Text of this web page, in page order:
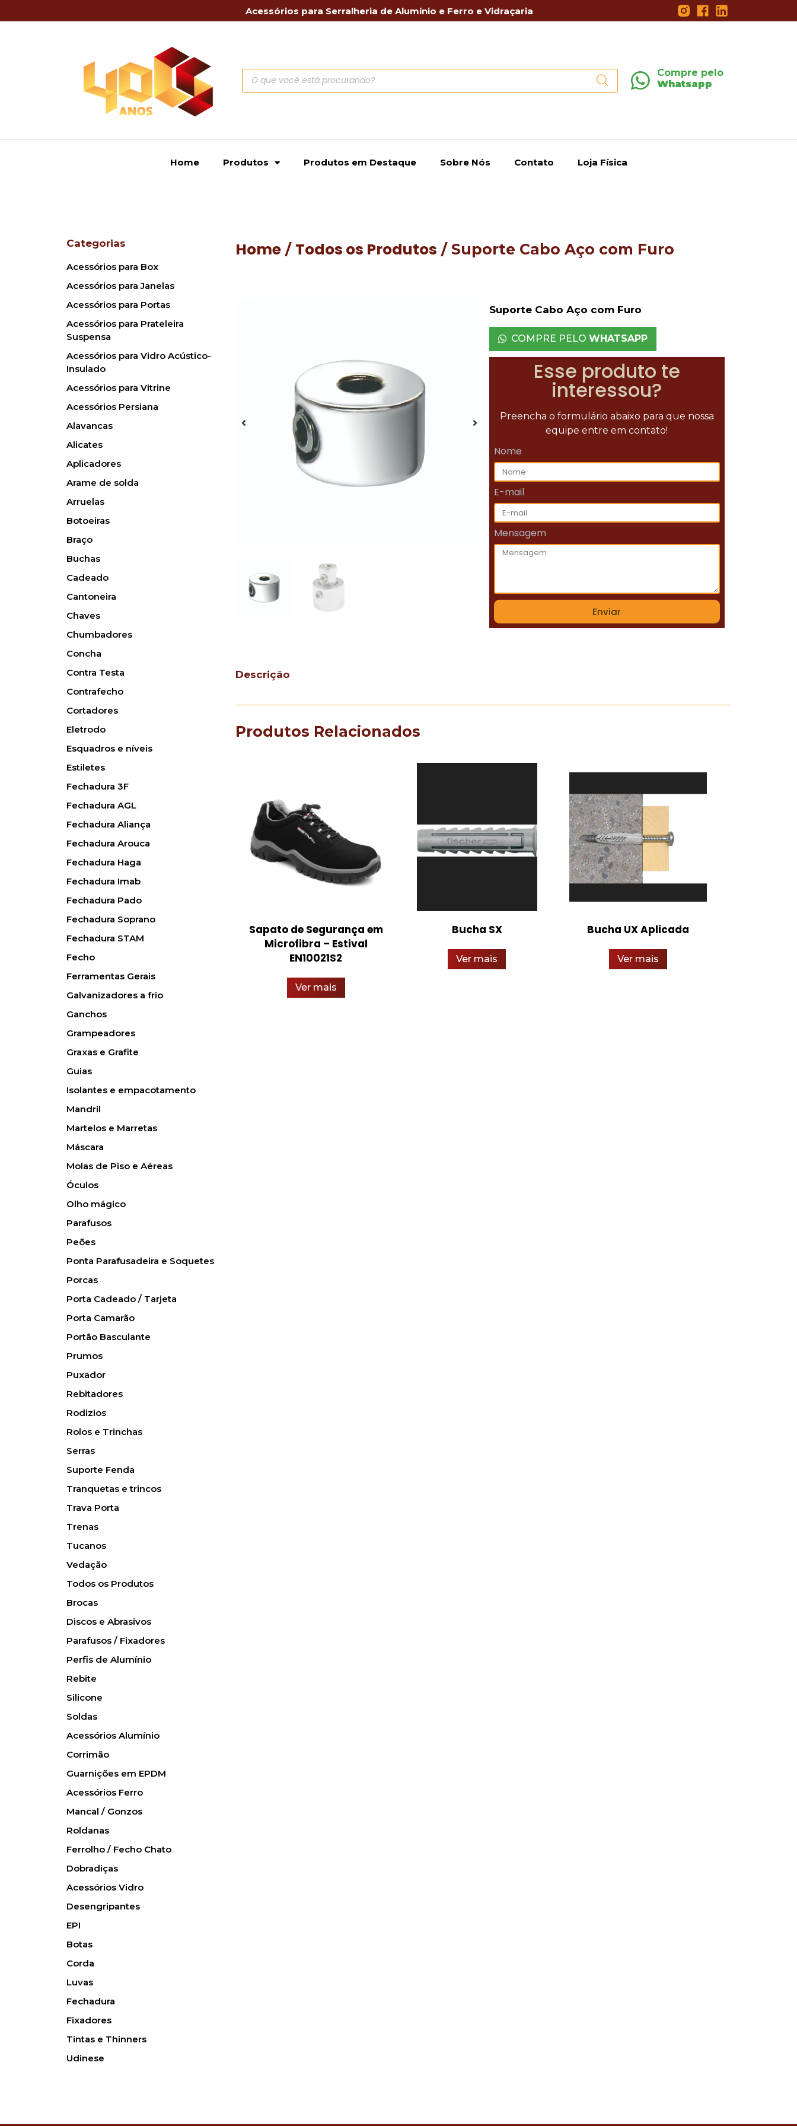
Acessórios para Serralheria de Alumínio e Ferro e Vidraçaria
Compre pelo
Whatsapp
Home Produtos Produtos em Destaque Sobre Nós Contato Loja Física
Categorias
Acessórios para Box
Acessórios para Janelas
Acessórios para Portas
Acessórios para Prateleira
Suspensa
Acessórios para Vidro Acústico-
Insulado
Acessórios para Vitrine
Acessórios Persiana
Alavancas
Alicates
Aplicadores
Arame de solda
Arruelas
Botoeiras
Braço
Buchas
Cadeado
Cantoneira
Chaves
Chumbadores
Concha
Contra Testa
Contrafecho
Cortadores
Eletrodo
Esquadros e níveis
Estiletes
Fechadura 3F
Fechadura AGL
Fechadura Aliança
Fechadura Arouca
Fechadura Haga
Fechadura Imab
Fechadura Pado
Fechadura Soprano
Fechadura STAM
Fecho
Ferramentas Gerais
Galvanizadores a frio
Ganchos
Grampeadores
Graxas e Grafite
Guias
Isolantes e empacotamento
Mandril
Martelos e Marretas
Máscara
Molas de Piso e Aéreas
Óculos
Olho mágico
Parafusos
Peões
Ponta Parafusadeira e Soquetes
Porcas
Porta Cadeado / Tarjeta
Porta Camarão
Portão Basculante
Prumos
Puxador
Rebitadores
Rodizios
Rolos e Trinchas
Serras
Suporte Fenda
Tranquetas e trincos
Trava Porta
Trenas
Tucanos
Vedação
Todos os Produtos
Brocas
Discos e Abrasivos
Parafusos / Fixadores
Perfis de Alumínio
Rebite
Silicone
Soldas
Acessórios Alumínio
Corrimão
Guarnições em EPDM
Acessórios Ferro
Mancal / Gonzos
Roldanas
Ferrolho / Fecho Chato
Dobradiças
Acessórios Vidro
Desengripantes
EPI
Botas
Corda
Luvas
Fechadura
Fixadores
Tintas e Thinners
Udinese
Home / Todos os Produtos / Suporte Cabo Aço com Furo
Suporte Cabo Aço com Furo
COMPRE PELO WHATSAPP
Esse produto te
interessou?
Preencha o formulário abaixo para que nossa
equipe entre em contato!
Nome
E-mail
Mensagem
Enviar
Descrição
Produtos Relacionados
Sapato de Segurança em
Microfibra – Estival
EN10021S2
Ver mais
Bucha SX
Ver mais
Bucha UX Aplicada
Ver mais